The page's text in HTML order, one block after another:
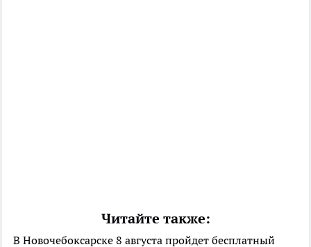
Читайте также:
В Новочебоксарске 8 августа пройдет бесплатный